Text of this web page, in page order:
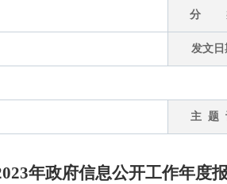
分
发文日
主 题
年政府信息公开工作年度